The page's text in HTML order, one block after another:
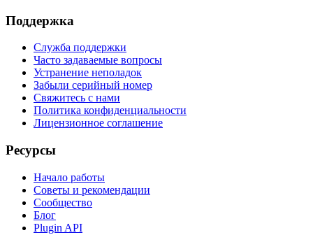
Поддержка
Служба поддержки
Часто задаваемые вопросы
Устранение неполадок
Забыли серийный номер
Свяжитесь с нами
Политика конфиденциальности
Лицензионное соглашение
Ресурсы
Начало работы
Советы и рекомендации
Сообщество
Блог
Plugin API